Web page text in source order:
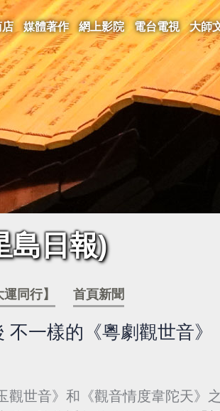
店 媒體著作 網上影院 電台電視 大師
島日報)
運同行】 首頁新聞
一樣的《粵劇觀世音》
觀世音》和《觀音情度韋陀天》